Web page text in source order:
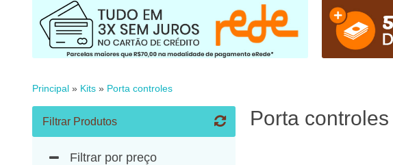
Principal » Kits » Porta controles
Filtrar Produtos
Filtrar por preço
Porta controles